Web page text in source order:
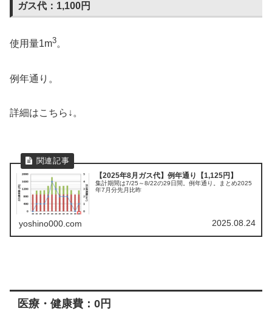
ガス代：1,100円
使用量1m3。
例年通り。
詳細はこちら↓。
【2025年8月ガス代】例年通り【1,125円】
集計期間は7/25～8/22の29日間。例年通り。まとめ2025
年7月分先月比昨
yoshino000.com 2025.08.24
医療・健康費：0円